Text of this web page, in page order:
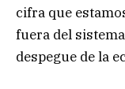
cifra que
fuera del
despegue de la